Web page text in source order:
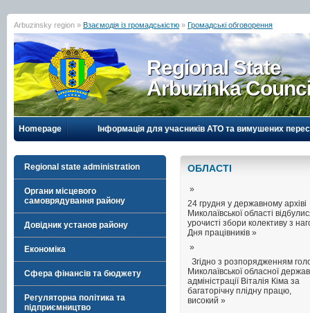
Arbuzinsky region » Взаємодія із громадськістю » Громадські обговорення
Regional State
Arbuzinka
Homepage Інформація для учасників АТО та вимушених
Regional state administration
Органи місцевого
самоврядування району
Довідник установ району
Економіка
Сфера фінансів та бюджету
Регуляторна політика та
підприємництво
ОБЛАСТI
»
24 грудня у державному архіві
Миколаївської області
урочисті збори колективу з
Дня працівників »
»
Згідно з розпорядженням
Миколаївської обласної
адміністрації Віталія Кіма за
багаторічну плідну працю,
високий »